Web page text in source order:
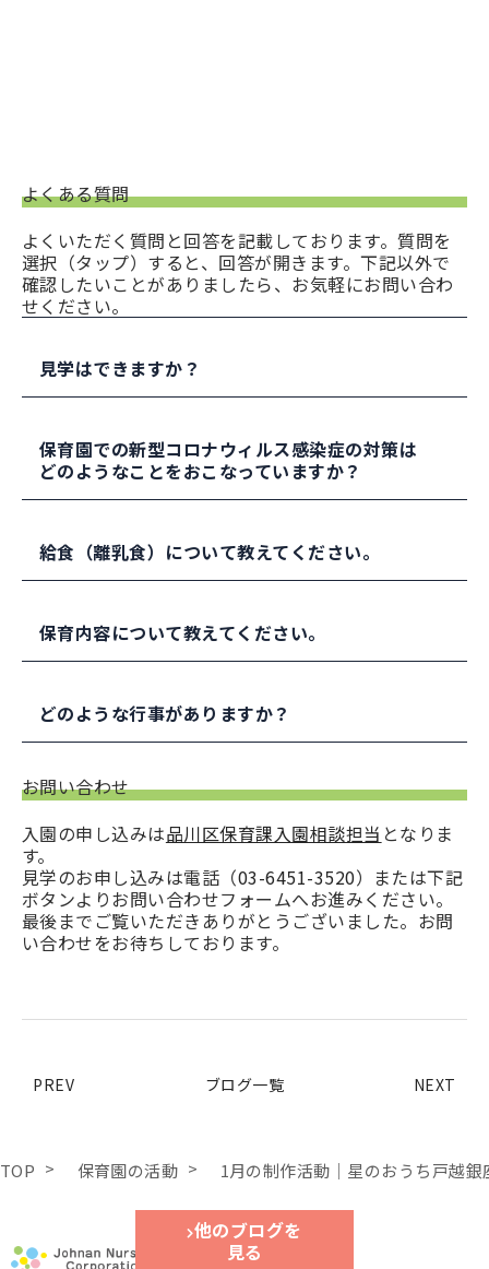
他のブログを
見る
よくある質問
よくいただく質問と回答を記載しております。質問を
選択（タップ）すると、回答が開きます。下記以外で
確認したいことがありましたら、お気軽にお問い合わ
せください。
見学はできますか？
範囲で見学の対応をおこなっております。
見学をご希望の方は、お問い合わせください。
保育園での新型コロナウィルス感染症の対策は
どのようなことをおこなっていますか？
でお待ちいただいて、接触の機会や時間に制限を
給食（離乳食）について教えてください。
います。
す。
保育内容について教えてください。
心をもつ子ども」「豊かな感性と創造性にあふれ
貫して捉えています。
いくとともに、当施設の「未来をつくりだす三つ
の基礎を身につけた子どもになること」を理念と
して保育を行っていきます。
また、毎月幼児専門の英語講師と歌ったり、カー
ドで遊んだりしながら楽しく英語に親しでいきま
どのような行事がありますか？
子どもたちと職員で実施しています。
身体測定（身長・体重）は毎月実施しており、嘱
託医（まつばらクリニック）による健康診断が年2
回、嘱託歯科医（みちこ歯科医院）による歯科検
診が年2回あります。
保護者が参加する行事は、親子クリスマス会、保
育士体験、懇談会など年3~4回ございますが、感染
お問い合わせ
入園の申し込みは品川区保育課入園相談担当 となりま
す。
見学のお申し込みは電話（03-6451-3520）または下記
ボタンよりお問い合わせフォームへお進みください。
最後までご覧いただきありがとうございました。お問
い合わせをお待ちしております。
他のブログを
見る
PREV ブログ一覧 NEXT
TOP 保育園の活動 1月の制作活動｜星のおうち戸越銀